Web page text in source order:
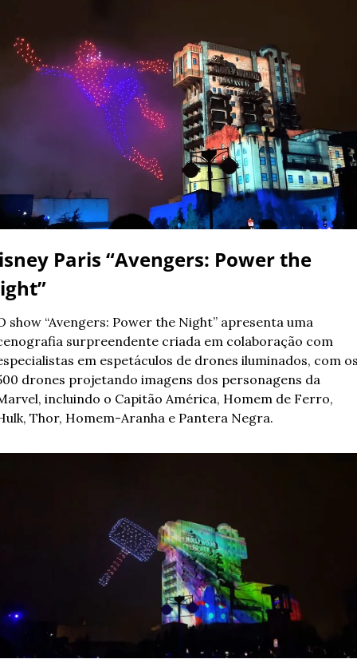
Paris “Avengers: Power the
show “Avengers: Power the Night” apresenta uma
surpreendente criada em colaboração com
em espetáculos de drones iluminados, com
drones projetando imagens dos personagens da
incluindo o Capitão América, Homem de Ferro,
Thor, Homem-Aranha e Pantera Negra.